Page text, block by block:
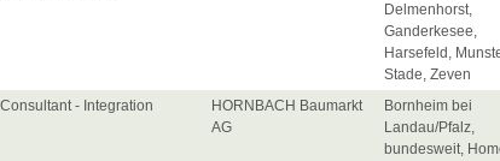
Delmenhorst,
Ganderkesee,
Harsefeld,
Stade, Zeven
- Integration
HORNBACH Baumarkt
AG
Bornheim bei
Landau/Pfalz,
bundesweit,